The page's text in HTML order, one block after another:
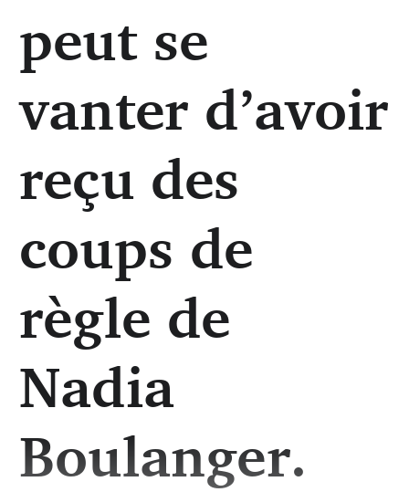
peut se
vanter d’avoir
reçu des
coups de
règle de
Nadia
Boulanger.